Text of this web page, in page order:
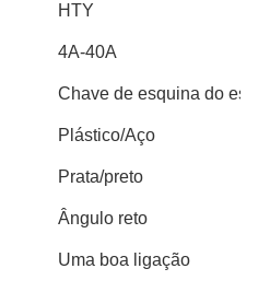
HTY
4A-40A
Chave de esquina do
Plástico/Aço
Prata/preto
Ângulo reto
Uma boa ligação